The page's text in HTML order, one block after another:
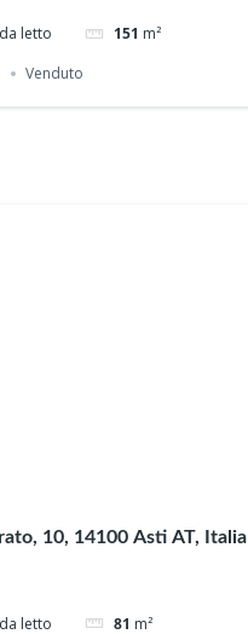
letto 151 m²
Venduto
10, 14100 Asti AT, Italia
letto 81 m²